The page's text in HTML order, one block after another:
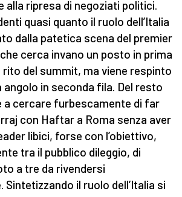
alla ripresa di negoziati politici.
quasi quanto il ruolo dell’Italia
dalla patetica scena del premier
cerca invano un posto in prima
del summit, ma viene respinto
angolo in seconda fila. Del resto
a cercare furbescamente di far
con Haftar a Roma senza aver
libici, forse con l’obiettivo,
tra il pubblico dileggio, di
a tre da rivendersi
il ruolo dell’Italia si